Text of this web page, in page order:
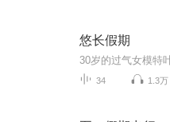
悠长假期
34 1.3万